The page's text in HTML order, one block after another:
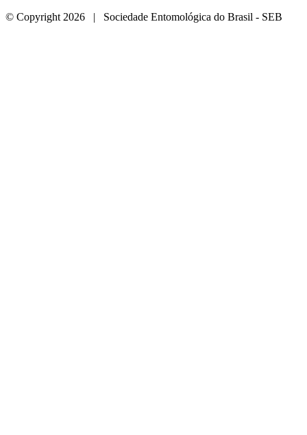
© Copyright 2026 | Sociedade Entomológica do Brasil - SEB